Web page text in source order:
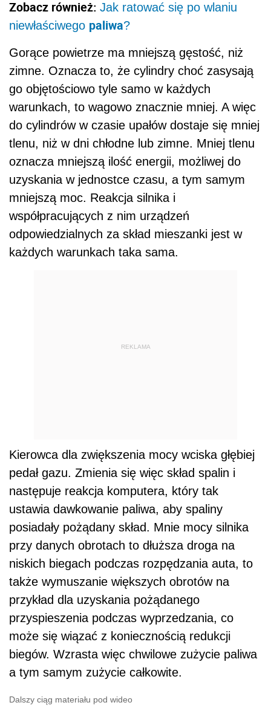
Zobacz również: Jak ratować się po wlaniu
niewłaściwego paliwa?
Gorące powietrze ma mniejszą gęstość, niż
zimne. Oznacza to, że cylindry choć zasysają
go objętościowo tyle samo w każdych
warunkach, to wagowo znacznie mniej. A więc
do cylindrów w czasie upałów dostaje się mniej
tlenu, niż w dni chłodne lub zimne. Mniej tlenu
oznacza mniejszą ilość energii, możliwej do
uzyskania w jednostce czasu, a tym samym
mniejszą moc. Reakcja silnika i
współpracujących z nim urządzeń
odpowiedzialnych za skład mieszanki jest w
każdych warunkach taka sama.
REKLAMA
Kierowca dla zwiększenia mocy wciska głębiej
pedał gazu. Zmienia się więc skład spalin i
następuje reakcja komputera, który tak
ustawia dawkowanie paliwa, aby spaliny
posiadały pożądany skład. Mnie mocy silnika
przy danych obrotach to dłuższa droga na
niskich biegach podczas rozpędzania auta, to
także wymuszanie większych obrotów na
przykład dla uzyskania pożądanego
przyspieszenia podczas wyprzedzania, co
może się wiązać z koniecznością redukcji
biegów. Wzrasta więc chwilowe zużycie paliwa
a tym samym zużycie całkowite.
Dalszy ciąg materiału pod wideo